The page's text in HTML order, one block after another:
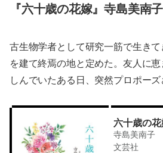
『六十歳の花嫁』寺島美南子
古生物学者として研究一筋で生き
を建て終焉の地と定めた。友人に
しんでいたある日、突然プロポーズ
六十歳の花
寺島美南子
文芸社